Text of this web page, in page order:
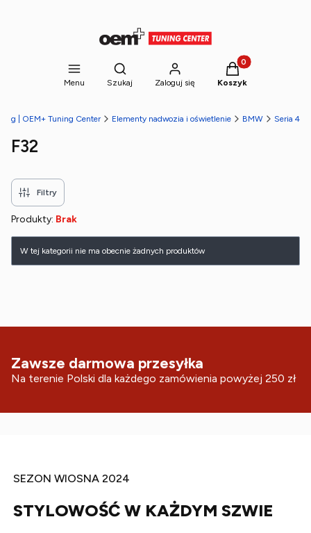
Menu
Otwórz wyszukiwarkę
Szukaj Zaloguj się
Produkty w
Koszyk
| OEM+ Tuning Center Elementy nadwozia i oświetlenie BMW Seria 4
F32
Filtry
Produkty: Brak
Lista produktów
W tej kategorii nie ma obecnie żadnych produktów
Zawsze darmowa przesyłka
Na terenie Polski dla każdego zamówienia powyżej 250 zł
SEZON WIOSNA 2024
STYLOWOŚĆ W KAŻDYM SZWIE